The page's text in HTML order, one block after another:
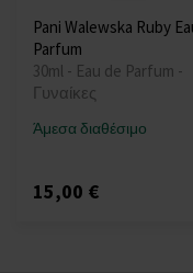
Pani Walewska Ruby
Parfum
30ml - Eau de Parfum -
Γυναίκες
Άμεσα διαθέσιμο
15,00 €